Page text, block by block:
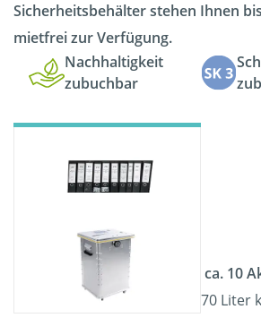
Sicherheitsbehälter stehen Ihnen
mietfrei zur Verfügung.
Nachhaltigkeit
zubuchbar
ca. 10
70 Liter